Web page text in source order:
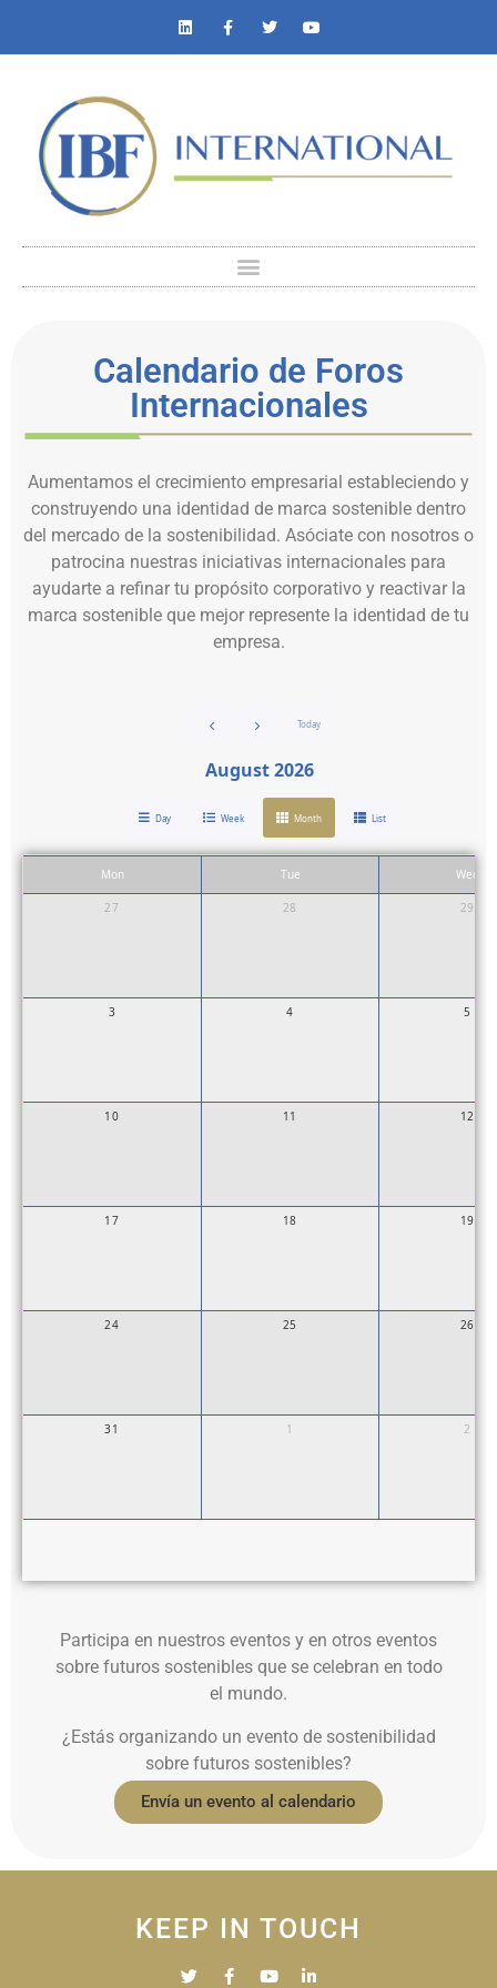
Calendario de Foros
Internacionales
Aumentamos el crecimiento empresarial estableciendo y
construyendo una identidad de marca sostenible dentro
del mercado de la sostenibilidad. Asóciate con nosotros o
patrocina nuestras iniciativas internacionales para
ayudarte a refinar tu propósito corporativo y reactivar la
marca sostenible que mejor represente la identidad de tu
empresa.
Today
August 2026
Day Week Month List
Mon Tue Wed
27 28 29
3 4 5
10 11 12
17 18 19
24 25 26
31 1 2
Participa en nuestros eventos y en otros eventos
sobre futuros sostenibles que se celebran en todo
el mundo.
¿Estás organizando un evento de sostenibilidad
sobre futuros sostenibles?
Envía un evento al calendario
KEEP IN TOUCH